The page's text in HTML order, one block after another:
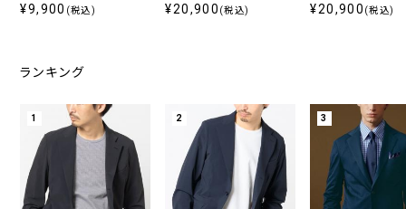
ットアップパンツ グレー
¥9,900 (税込)
ットアップジャケット ライト
¥20,900 (税込)
ットアップジャケッ
¥20,900 (税込)
ランキング
1 2 3